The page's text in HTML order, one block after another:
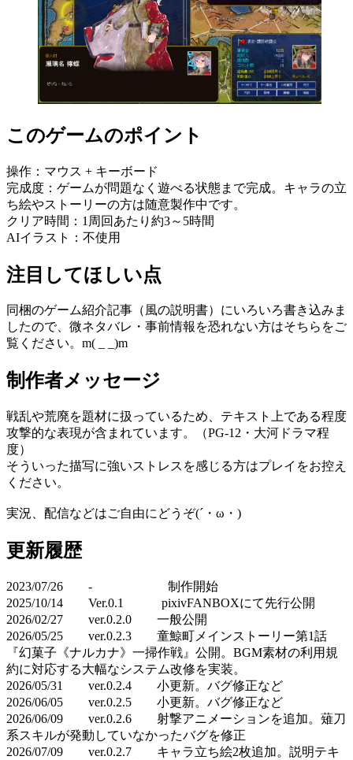
このゲームのポイント
操作：マウス + キーボード
完成度：ゲームが問題なく遊べる状態まで完成。キャラの立
ち絵やストーリーの方は随意製作中です。
クリア時間：1周回あたり約3～5時間
AIイラスト：不使用
注目してほしい点
同梱のゲーム紹介記事（風の説明書）にいろいろ書き込みま
したので、微ネタバレ・事前情報を恐れない方はそちらをご
覧ください。m( _ _)m
制作者メッセージ
戦乱や荒廃を題材に扱っているため、テキスト上である程度
攻撃的な表現が含まれています。（PG-12・大河ドラマ程
度）
そういった描写に強いストレスを感じる方はプレイをお控え
ください。
実況、配信などはご自由にどうぞ(´・ω・)
更新履歴
2023/07/26 - 制作開始
2025/10/14 Ver.0.1 pixivFANBOXにて先行公開
2026/02/27 ver.0.2.0 一般公開
2026/05/25 ver.0.2.3 童鯨町メインストーリー第1話
『幻菓子《ナルカナ》一掃作戦』公開。BGM素材の利用規
約に対応する大幅なシステム改修を実装。
2026/05/31 ver.0.2.4 小更新。バグ修正など
2026/06/05 ver.0.2.5 小更新。バグ修正など
2026/06/09 ver.0.2.6 射撃アニメーションを追加。薙刀
系スキルが発動していなかったバグを修正
2026/07/09 ver.0.2.7 キャラ立ち絵2枚追加。説明テキ